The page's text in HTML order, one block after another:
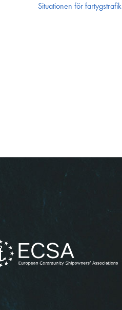
Situationen för fartygstrafik